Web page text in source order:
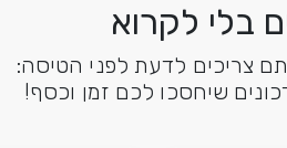
בלי לקרוא
צריכים לדעת לפני הטיסה:
שיחסכו לכם זמן וכסף!